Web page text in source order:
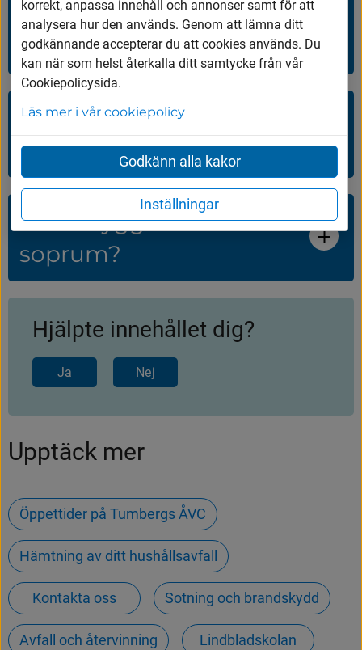
Skyltar, märkning och
informationsmaterial
Tips till
fastighetsägare
Krävs bygglov för
soprum?
Hjälpte innehållet dig?
Ja Nej
Upptäck mer
Öppettider på Tumbergs ÅVC
Hämtning av ditt hushållsavfall
Kontakta oss Sotning och brandskydd
Avfall och återvinning Lindbladskolan
korrekt, anpassa innehåll och annonser samt för att
analysera hur den används. Genom att lämna ditt
godkännande accepterar du att cookies används. Du
kan när som helst återkalla ditt samtycke från vår
Cookiepolicysida.
Läs mer i vår cookiepolicy
Godkänn alla kakor
Inställningar